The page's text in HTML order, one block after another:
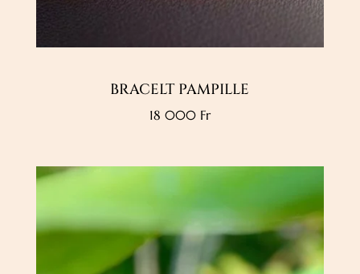
BRACELT PAMPILLE
18 000 Fr